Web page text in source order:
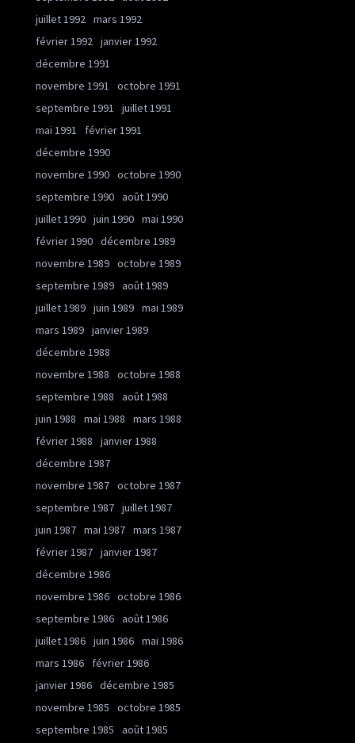
juillet 1992
mars 1992
février 1992
janvier 1992
décembre 1991
novembre 1991
octobre 1991
septembre 1991
juillet 1991
mai 1991
février 1991
décembre 1990
novembre 1990 octobre 1990
septembre 1990 août 1990
juillet 1990 juin 1990 mai 1990
février 1990 décembre 1989
novembre 1989 octobre 1989
septembre 1989 août 1989
juillet 1989 juin 1989 mai 1989
mars 1989 janvier 1989
décembre 1988
novembre 1988
octobre 1988
septembre 1988
août 1988
juin 1988
mai 1988
mars 1988
février 1988
janvier 1988
décembre 1987
novembre 1987 octobre 1987
septembre 1987 juillet 1987
juin 1987 mai 1987 mars 1987
février 1987 janvier 1987
décembre 1986
novembre 1986 octobre 1986
septembre 1986 août 1986
juillet 1986 juin 1986 mai 1986
mars 1986
février 1986
janvier 1986 décembre 1985
novembre 1985
octobre 1985
septembre 1985
août 1985